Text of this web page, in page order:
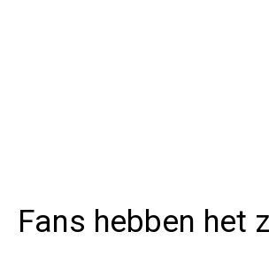
Fans hebben het